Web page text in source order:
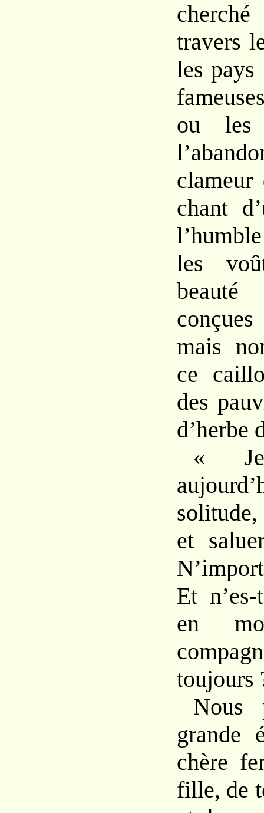
travers
les pays
ou les
clameur
chant
les
mais
ce
des
d’herbe
«
et
Et
en
toujours
Nous
grande
chère
fille, de